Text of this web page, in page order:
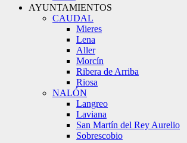
AYUNTAMIENTOS
CAUDAL
Mieres
Lena
Aller
Morcín
Ribera de Arriba
Riosa
NALÓN
Langreo
Laviana
San Martín del Rey Aurelio
Sobrescobio